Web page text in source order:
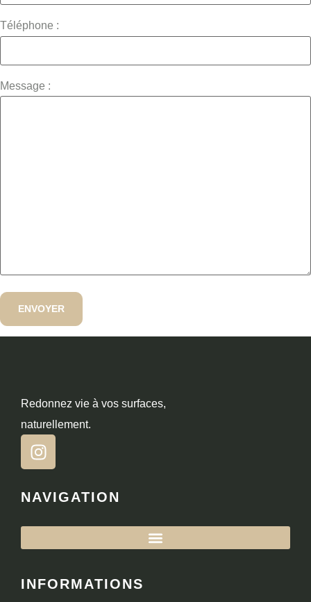
Téléphone :
Message :
Redonnez vie à vos surfaces,
naturellement.
NAVIGATION
INFORMATIONS